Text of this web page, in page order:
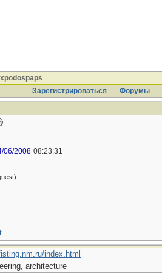
Зарегистрироваться
Форумы
06/2008 08:23:31
index.html
architecture